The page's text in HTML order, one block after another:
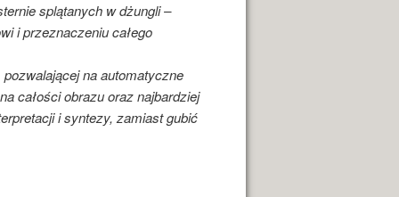
splątanych w dżungli –
i przeznaczeniu całego
na automatyczne
całości obrazu oraz najbardziej
i syntezy, zamiast gubić